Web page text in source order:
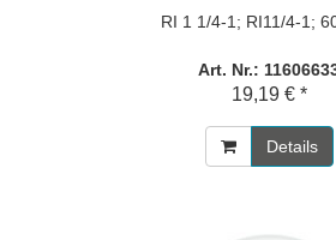
RI 1 1/4-1; RI11/4-1;
Art. Nr.:
19,19 € *
Details